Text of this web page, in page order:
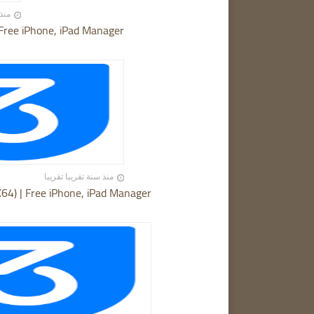
منذ 12 أشهر
iPhone, iPad Manager
منذ سنة تقريبا تقريبا
| Free iPhone, iPad Manager